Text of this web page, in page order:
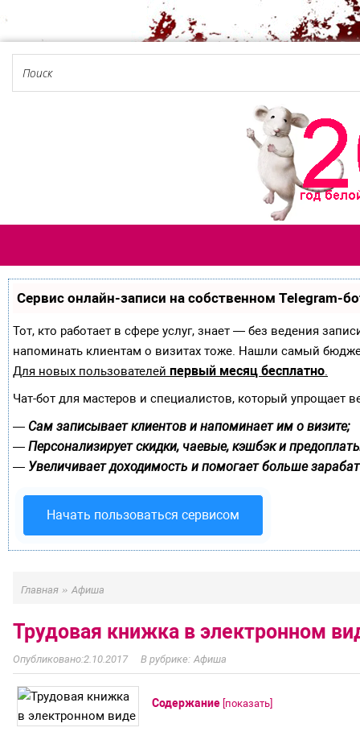
Сервис онлайн-записи на собственном Telegram-
Тот, кто работает в сфере услуг, знает — без ведения
напоминать клиентам о визитах тоже. Нашли самый
Для новых пользователей первый месяц бесплатно.
Чат-бот для мастеров и специалистов, который упрощает
— Сам записывает клиентов и напоминает им о визите;
— Персонализирует скидки, чаевые, кэшбэк и
— Увеличивает доходимость и помогает больше
Начать пользоваться сервисом
Главная » Афиша
Трудовая книжка в электронном
2.10.2017 Афиша
Содержание [показать]